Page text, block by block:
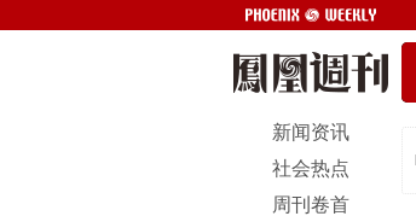
新闻资讯
社会热点
周刊卷首